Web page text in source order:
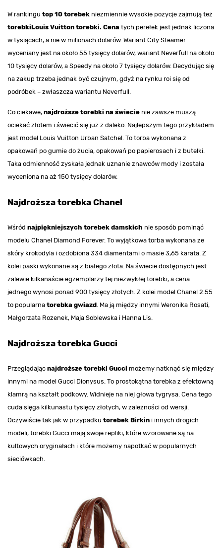
W rankingu top 10 torebek niezmiennie wysokie pozycje zajmują też
torebkiLouis Vuitton torebki. Cena tych perełek jest jednak liczona
w tysiącach, a nie w milionach dolarów. Wariant City Steamer
wyceniany jest na około 55 tysięcy dolarów, wariant Neverfull na około
10 tysięcy dolarów, a Speedy na około 7 tysięcy dolarów. Decydując się
na zakup trzeba jednak być czujnym, gdyż na rynku roi się od
podróbek – zwłaszcza wariantu Neverfull.
Co ciekawe, najdroższe torebki na świecie nie zawsze muszą
ociekać złotem i świecić się już z daleko. Najlepszym tego przykładem
jest model Louis Vuitton Urban Satchel. To torba wykonana z
opakowań po gumie do żucia, opakowań po papierosach i z butelki.
Taka odmienność zyskała jednak uznanie znawców mody i została
wyceniona na aż 150 tysięcy dolarów.
Najdroższa torebka Chanel
Wśród najpiękniejszych torebek damskich nie sposób pominąć
modelu Chanel Diamond Forever. To wyjątkowa torba wykonana ze
skóry krokodyla i ozdobiona 334 diamentami o masie 3,65 karata. Z
kolei paski wykonane są z białego złota. Na świecie dostępnych jest
zalewie kilkanaście egzemplarzy tej niezwykłej torebki, a cena
jednego wynosi ponad 900 tysięcy złotych. Z kolei model Chanel 2.55
to popularna torebka gwiazd . Ma ją między innymi Weronika Rosati,
Małgorzata Rozenek, Maja Soblewska i Hanna Lis.
Najdroższa torebka Gucci
Przeglądając najdroższe torebki Gucci możemy natknąć się między
innymi na model Gucci Dionysus. To prostokątna torebka z efektowną
klamrą na kształt podkowy. Widnieje na niej głowa tygrysa. Cena tego
cuda sięga kilkunastu tysięcy złotych, w zależności od wersji.
Oczywiście tak jak w przypadku torebek Birkin i innych drogich
modeli, torebki Gucci mają swoje repliki, które wzorowane są na
kultowych oryginałach i które możemy napotkać w popularnych
sieciówkach.